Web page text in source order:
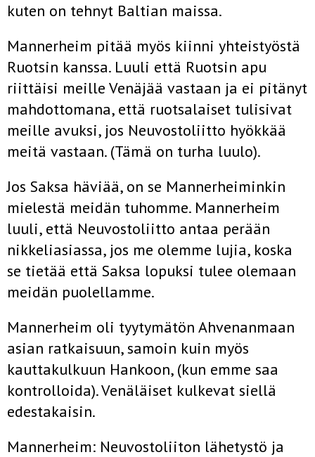
kuten on tehnyt Baltian maissa.
Mannerheim pitää myös kiinni yhteistyöstä
Ruotsin kanssa. Luuli että Ruotsin apu
riittäisi meille Venäjää vastaan ja ei pitä­nyt
mahdottomana, että ruotsalaiset tulisivat
meille avuksi, jos Neuvostoliitto hyökkää
meitä vastaan. (Tämä on turha luulo).
Jos Saksa häviää, on se Mannerheiminkin
mielestä meidän tuhomme. Mannerheim
luuli, että Neuvostoliitto antaa perään
nikkeliasiassa, jos me olemme lujia, koska
se tietää että Saksa lopuksi tulee olemaan
meidän puolellamme.
Mannerheim oli tyytymätön Ahvenanmaan
asian ratkaisuun, samoin kuin myös
kauttakulkuun Hankoon, (kun emme saa
kontrolloida). Venäläiset kulkevat siellä
edestakaisin.
Mannerheim: Neuvostoliiton lähetystö ja